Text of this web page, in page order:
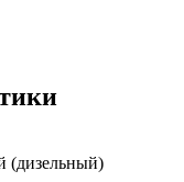
(дизельный)